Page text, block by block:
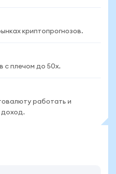
криптопрогнозов.
с плечом до 50x.
работать и
доход.